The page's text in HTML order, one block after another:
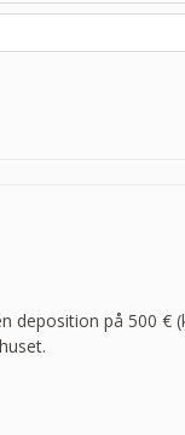
deposition på 500 €